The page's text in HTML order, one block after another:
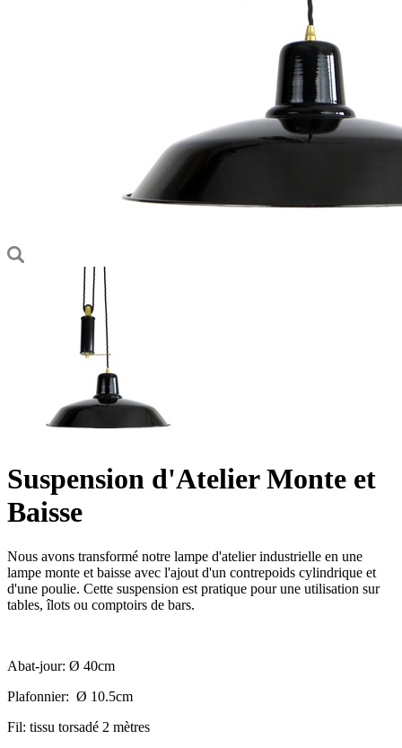
Suspension d'Atelier Monte et
Baisse
Nous avons transformé notre lampe d'atelier industrielle en une
lampe monte et baisse avec l'ajout d'un contrepoids cylindrique et
d'une poulie. Cette suspension est pratique pour une utilisation sur
tables, îlots ou comptoirs de bars.
Abat-jour: Ø 40cm
Plafonnier: Ø 10.5cm
Fil: tissu torsadé 2 mètres